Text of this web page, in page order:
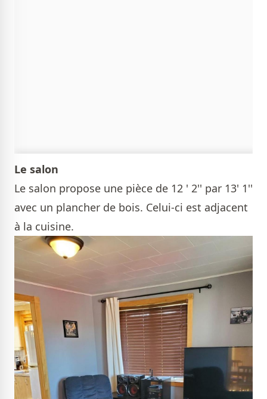
Le salon
Le salon propose une pièce de 12 ' 2'' par 13' 1''
avec un plancher de bois. Celui-ci est adjacent
à la cuisine.